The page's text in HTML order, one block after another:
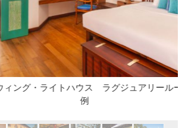
ライトハウス ラグジュアリールーム／一